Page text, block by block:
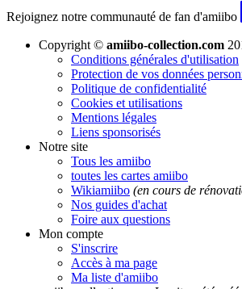
Rejoignez notre communauté de fan d'amiibo
Copyright © amiibo-collection.com
Conditions générales d'utilisation
Protection de vos données
Politique de confidentialité
Cookies et utilisations
Mentions légales
Liens sponsorisés
Notre site
Tous les amiibo
toutes les cartes amiibo
Wikiamiibo (en cours de
Nos guides d'achat
Foire aux questions
Mon compte
S'inscrire
Accès à ma page
Ma liste d'amiibo